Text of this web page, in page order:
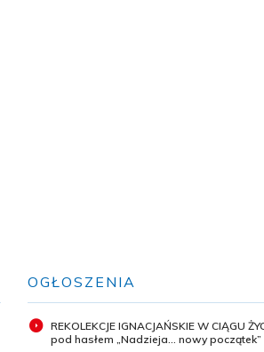
OGŁOSZENIA
REKOLEKCJE IGNACJAŃSKIE W CIĄGU
pod hasłem „Nadzieja... nowy początek”